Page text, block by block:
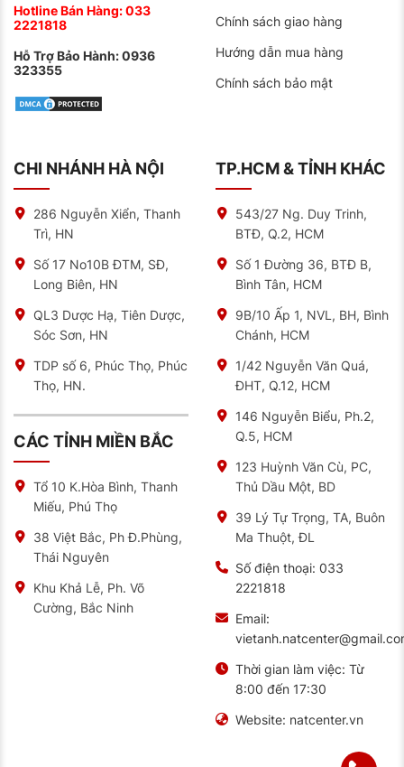
Hướng dẫn cách đọc thông số lốp ô tô từ trung tâm
bảo dưỡng ô tô NAT Center
Lốp Dunlop kích thước 265/60R18 Phù Hợp Với
SUV 7 chỗ, xe bán tải đa dụng, gia đình đi du lịch tự
túc, tài xế thường xuyên di chuyển đường dài đều là
nhóm người dùng phù hợp. Lốp Dunlop 265/60R18
và cả khi off-road nhẹ.
bản 2.7V và 2.8V 4×4
Mitsubishi Pajero Sport
: Tương thích hoàn hảo với
bản Ultimate 4WD
Ford Everest
: Cải thiện đáng kể trải nghiệm lái cho
bản Titanium+
Toyota Land Cruiser Prado
: Tăng khả năng địa
hình mà không mất đi sự sang trọng
Ford Ranger Wildtrak
: Nâng tầm khả năng off-
Anh Hoàng (Q7, TP.HCM) – chủ xe Fortuner 2.8V chia
sẻ: “Trước đây tôi dùng lốp nguyên bản, nhưng khi
thay sang loại lốp có kích thước 265/60R18 của
Dunlop, cảm giác lái khác hẳn. Đặc biệt khi đưa gia
đình đi Đà Lạt, đoạn đường đèo dốc trở nên dễ dàng
hơn nhiều.”
Tham khảo thêm: Lốp Dunlop 235/55R19
270 Chính Hãng
Công Nghệ Lốp Ô Tô Dunlop 265/60R18 Có
Gì Vượt Trội – NAT Center
Gai Chữ V Đa Hướng – Bám Đường Trong Mọi Tình
nhiều phía) không chỉ đẹp mắt mà còn đạt hiệu quả
Hotline Bán Hàng:033
2221818
Hỗ Trợ Bảo Hành:0936
323355
Chính sách giao hàng
Hướng dẫn mua hàng
Chính sách bảo mật
CHI NHÁNH HÀ NỘI
286 Nguyễn Xiển, Thanh
Trì, HN
Số 17 No10B ĐTM, SĐ,
Long Biên, HN
QL3 Dược Hạ, Tiên Dược,
Sóc Sơn, HN
TDP số 6, Phúc Thọ, Phúc
Thọ, HN.
CÁC TỈNH MIỀN BẮC
Tổ 10 K.Hòa Bình, Thanh
Miếu, Phú Thọ
38 Việt Bắc, Ph Đ.Phùng,
Thái Nguyên
Khu Khả Lễ, Ph. Võ
Cường, Bắc Ninh
TP.HCM & TỈNH KHÁC
543/27 Ng. Duy Trinh,
BTĐ, Q.2, HCM
Số 1 Đường 36, BTĐ B,
Bình Tân, HCM
9B/10 Ấp 1, NVL, BH, Bình
Chánh, HCM
1/42 Nguyễn Văn Quá,
ĐHT, Q.12, HCM
146 Nguyễn Biểu, Ph.2,
Q.5, HCM
123 Huỳnh Văn Cù, PC,
Thủ Dầu Một, BD
39 Lý Tự Trọng, TA, Buôn
Ma Thuột, ĐL
Số điện thoại: 033
2221818
Email:
Thời gian làm việc: Từ
8:00 đến 17:30
Website: natcenter.vn